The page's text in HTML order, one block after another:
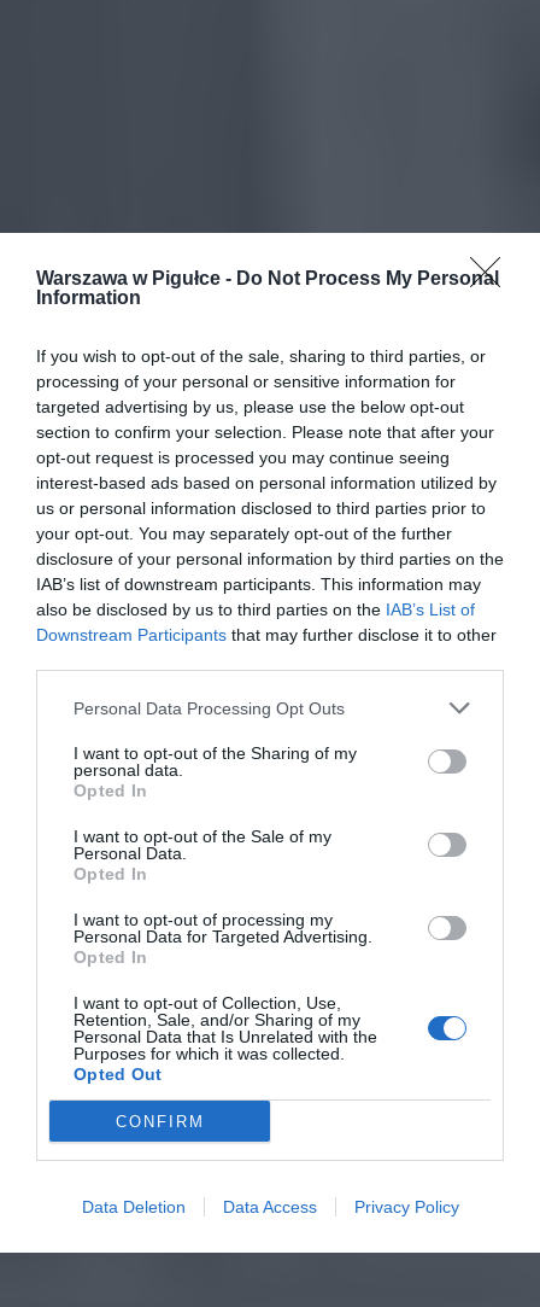
Warszawa w Pigułce - Do Not Process My Personal
Information
If you wish to opt-out of the sale, sharing to third parties, or
processing of your personal or sensitive information for
targeted advertising by us, please use the below opt-out
section to confirm your selection. Please note that after your
opt-out request is processed you may continue seeing
interest-based ads based on personal information utilized by
us or personal information disclosed to third parties prior to
your opt-out. You may separately opt-out of the further
disclosure of your personal information by third parties on the
IAB’s list of downstream participants. This information may
also be disclosed by us to third parties on the IAB’s List of
Downstream Participants that may further disclose it to other
Personal Data Processing Opt Outs
I want to opt-out of the Sharing of my
personal data.
Opted In
I want to opt-out of the Sale of my
Personal Data.
Opted In
I want to opt-out of processing my
Personal Data for Targeted Advertising.
Opted In
I want to opt-out of Collection, Use,
Retention, Sale, and/or Sharing of my
Personal Data that Is Unrelated with the
Purposes for which it was collected.
Opted Out
CONFIRM
Data Deletion Data Access Privacy Policy